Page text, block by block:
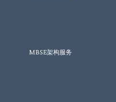
MBSE架构服务